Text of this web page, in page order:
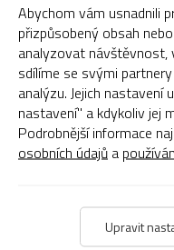
Calming - X-Treme
Oil 200 ml
Abychom vám usnadnili
přizpůsobený obsah
analyzovat návštěvnost,
sdílíme se svými
analýzu. Jejich
nastavení" a kdykoliv jej
Podrobnější informace
osobních údajů a
Upravit